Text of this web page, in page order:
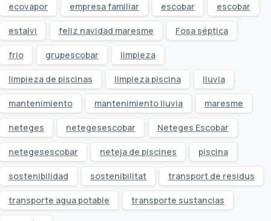
ecovapor empresa familiar escobar escobar
estalvi feliz navidad maresme Fosa séptica
frio grupescobar limpieza
limpieza de piscinas limpieza piscina lluvia
mantenimiento mantenimiento lluvia maresme
neteges netegesescobar Neteges Escobar
netegesescobar neteja de piscines piscina
sostenibilidad sostenibilitat transport de residus
transporte agua potable transporte sustancias